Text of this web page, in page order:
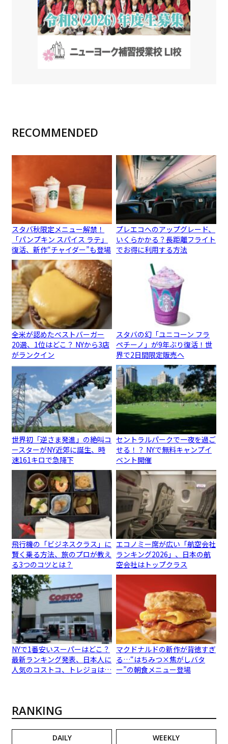
RECOMMENDED
スタバ秋限定メニュー解禁！
「パンプキン スパイス ラテ」
復活、新作“チャイダー”も登場
プレエコへのアップグレード、
いくらかかる？長距離フライト
でお得に利用する方法
全米が認めたベストバーガー
20選、1位はどこ？ NYから3店
がランクイン
スタバの幻「ユニコーン フラ
ペチーノ」が9年ぶり復活！世
界で2日間限定販売へ
世界初「逆さま発進」の絶叫コ
ースターがNY近郊に誕生、時
速161キロで急降下
セントラルパークで一夜を過ご
せる！？ NYで無料キャンプイ
ベント開催
飛行機の「ビジネスクラス」に
賢く乗る方法、旅のプロが教え
る3つのコツとは？
エコノミー席が広い「航空会社
ランキング2026」、日本の航
空会社はトップクラス
NYで1番安いスーパーはどこ？
最新ランキング発表、日本人に
人気のコストコ、トレジョは…
マクドナルドの新作が背徳すぎ
る…“はちみつ×焦がしバタ
ー”の朝食メニュー登場
RANKING
DAILY WEEKLY